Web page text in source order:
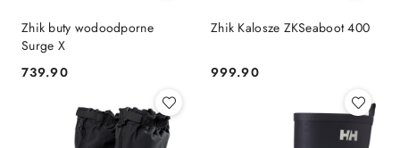
Zhik buty wodoodporne
Surge X
Cena:
739.90
Zhik Kalosze ZKSeaboot 400
Cena:
999.90